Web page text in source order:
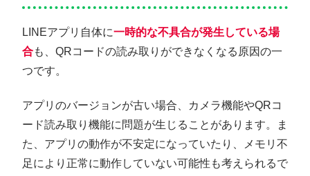
LINEアプリ自体に一時的な不具合が発生している場
合も、QRコードの読み取りができなくなる原因の一
つです。
アプリのバージョンが古い場合、カメラ機能やQRコ
ード読み取り機能に問題が生じることがあります。ま
た、アプリの動作が不安定になっていたり、メモリ不
足により正常に動作していない可能性も考えられるで